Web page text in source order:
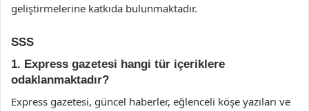
geliştirmelerine katkıda bulunmaktadır.
SSS
1. Express gazetesi hangi tür içeriklere
odaklanmaktadır?
Express gazetesi, güncel haberler, eğlenceli köşe yazıları ve